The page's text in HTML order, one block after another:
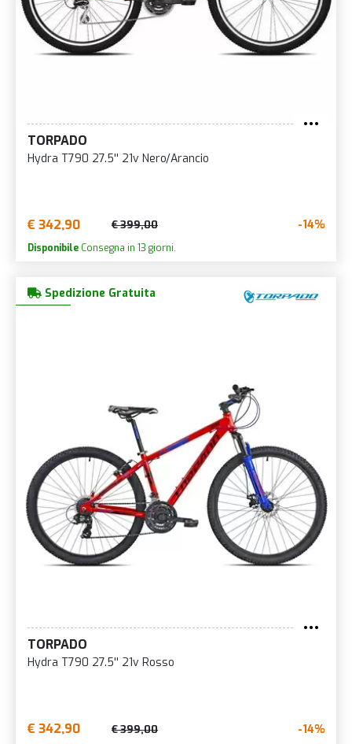
TORPADO
Hydra T790 27.5'' 21v Nero/Arancio
€ 342,90 € 399,00 -14%
Disponibile Consegna in 13 giorni.
Spedizione Gratuita
TORPADO
Hydra T790 27.5'' 21v Rosso
€ 342,90 € 399,00 -14%